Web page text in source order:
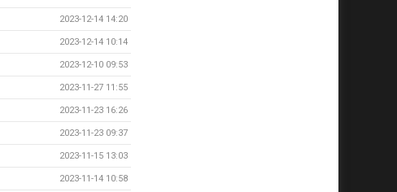
2023-12-14 14:20
2023-12-14 10:14
2023-12-10 09:53
2023-11-27 11:55
2023-11-23 16:26
2023-11-23 09:37
2023-11-15 13:03
2023-11-14 10:58